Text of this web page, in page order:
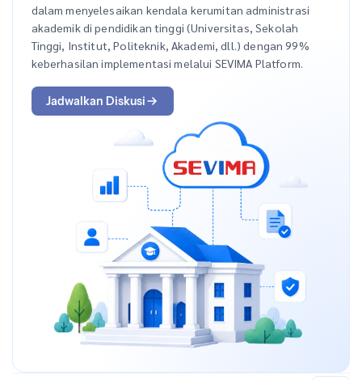
dalam menyelesaikan kendala kerumitan administrasi
akademik di pendidikan tinggi (Universitas, Sekolah
Tinggi, Institut, Politeknik, Akademi, dll.) dengan 99%
keberhasilan implementasi melalui SEVIMA Platform.
Jadwalkan Diskusi